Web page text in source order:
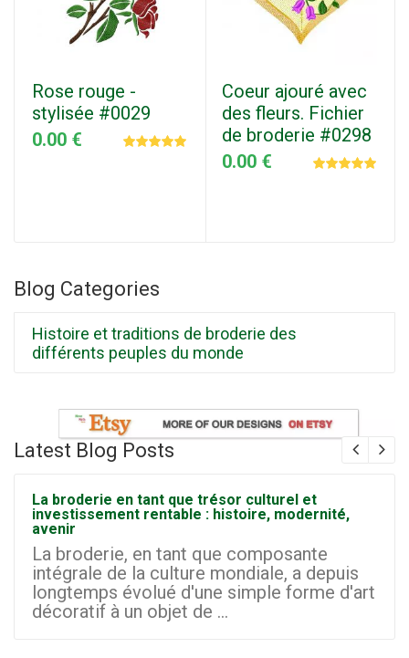
Rose rouge -
stylisée #0029
0.00 €
Coeur ajouré avec
des fleurs. Fichier
de broderie #0298
0.00 €
Blog Categories
Histoire et traditions de broderie des
différents peuples du monde
Latest Blog Posts
La broderie en tant que trésor culturel et
investissement rentable : histoire, modernité,
avenir
La broderie, en tant que composante
intégrale de la culture mondiale, a depuis
longtemps évolué d'une simple forme d'art
décoratif à un objet de ...